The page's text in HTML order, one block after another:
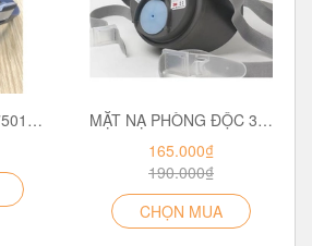
Mặt nạ phòng độc 7501 hoặc 7502 3M, bảo vệ hô hấp, hàng chính hãng 3M chưa gồm phin lọc - 7501, 7502
MẶT NẠ PHÒNG ĐỘC 3M 3200
165.000₫
190.000₫
CHỌN MUA